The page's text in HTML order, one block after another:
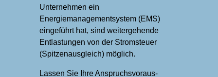
Unternehmen ein
Energiemanagementsystem (EMS)
eingeführt hat, sind weitergehende
Entlastungen von der Stromsteuer
(Spitzen­ausgleich) möglich.
Lassen Sie Ihre Anspruchs­voraus­